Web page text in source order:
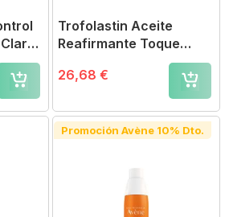
Trofolastin Aceite
Reafirmante Toque
26,68 €
Promoción Avène 10% Dto.